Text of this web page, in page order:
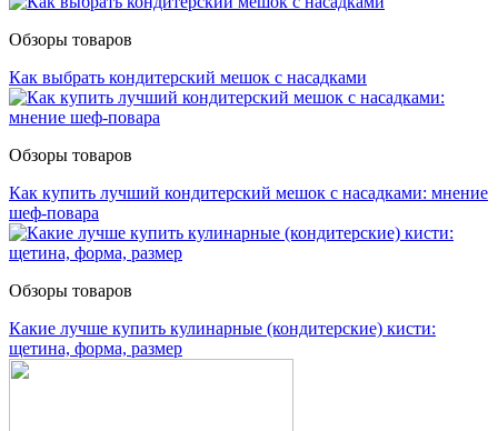
Обзоры товаров
Как выбрать кондитерский мешок с насадками
Обзоры товаров
Как купить лучший кондитерский мешок с насадками: мнение
шеф-повара
Обзоры товаров
Какие лучше купить кулинарные (кондитерские) кисти:
щетина, форма, размер